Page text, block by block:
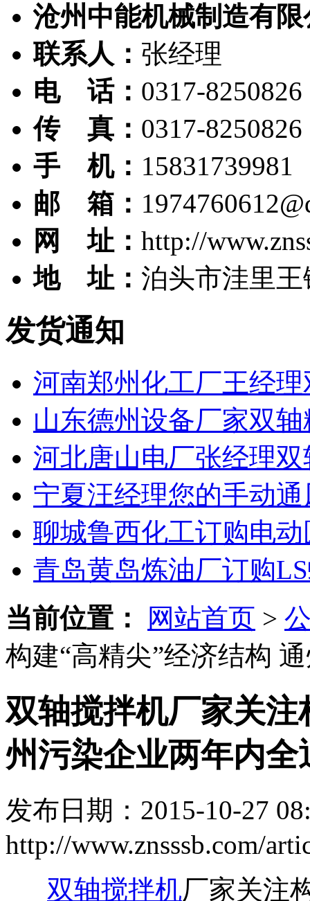
沧州中能机械制造有限
联系人： 张经理
电 话： 0317-8250826
传 真： 0317-8250826
手 机： 15831739981
邮 箱：
网 址： http://
地 址： 泊头市洼里
发货通知
河南郑州化工厂王经
山东德州设备厂家双
河北唐山电厂张经理
宁夏汪经理您的手动
聊城鲁西化工订购电
青岛黄岛炼油厂订购
当前位置：
网站首页 >
构建“高精尖”经济结构
双轴搅拌机厂家关
州污染企业两年内全
发布日期：2015-10-27
http://www.znsssb.com/
双轴搅拌机厂家关注